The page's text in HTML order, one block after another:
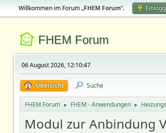
Willkommen im Forum „FHEM Forum“.
FHEM Forum
06 August 2026, 12:10:47
Übersicht Suche
FHEM Forum ► FHEM - Anwendungen ►
Modul zur Anbindung